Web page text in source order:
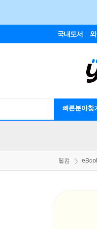
국내도서
빠른분야찾
웰컴